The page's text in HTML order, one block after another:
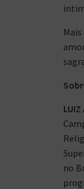
LUIZ
no